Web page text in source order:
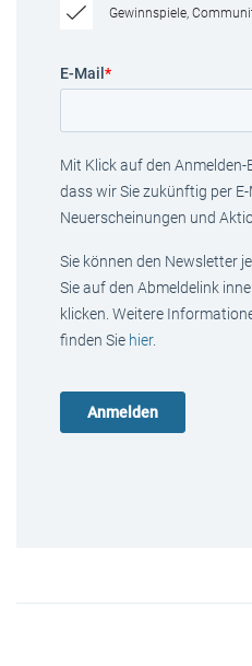
Gewinnspiele,
E-Mail *
Mit Klick auf den
dass wir Sie zukünftig per
Neuerscheinungen und
Sie können den Newsletter
Sie auf den Abmeldelink
klicken. Weitere
finden Sie hier.